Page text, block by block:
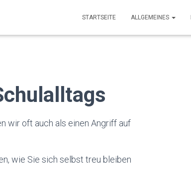
STARTSEITE ALLGEMEINES
wir oft auch als einen Angriff auf
wie Sie sich selbst treu bleiben